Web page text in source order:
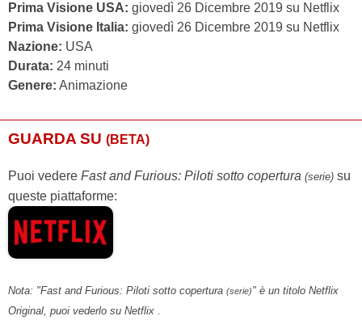
Prima Visione USA: giovedì 26 Dicembre 2019 su Netflix
Prima Visione Italia: giovedì 26 Dicembre 2019 su Netflix
Nazione: USA
Durata: 24 minuti
Genere: Animazione
GUARDA SU (BETA)
Puoi vedere Fast and Furious: Piloti sotto copertura (serie) su
queste piattaforme:
Nota: "Fast and Furious: Piloti sotto copertura (serie)" è un titolo Netflix
Original, puoi vederlo su Netflix .